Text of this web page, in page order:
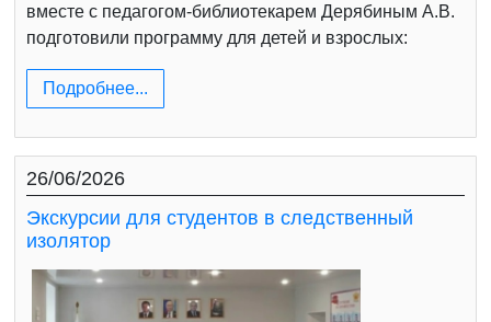
вместе с педагогом-библиотекарем Дерябиным А.В.
подготовили программу для детей и взрослых:
Подробнее...
26/06/2026
Экскурсии для студентов в следственный
изолятор